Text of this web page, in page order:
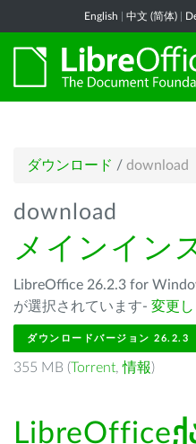
English 中文 (简体)
ダウンロード / download
download
メインイン
LibreOffice 26.2.3 for
が選択されています- 変更
ダウンロードバージョン 26.2.3
355 MB (Torrent,情報)
LibreOffice